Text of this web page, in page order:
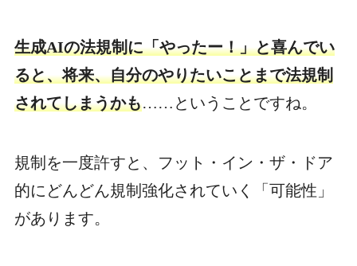
生成AIの法規制に「やったー！」と喜んでい
ると、将来、自分のやりたいことまで法規制
されてしまうかも……ということですね。
規制を一度許すと、フット・イン・ザ・ドア
的にどんどん規制強化されていく「可能性」
があります。